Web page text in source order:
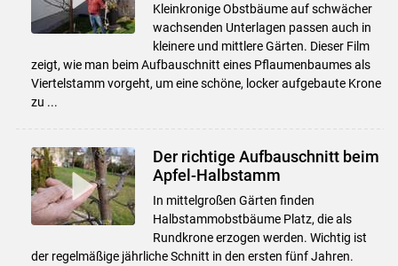
Kleinkronige Obstbäume auf schwächer
wachsenden Unterlagen passen auch in
kleinere und mittlere Gärten. Dieser Film
zeigt, wie man beim Aufbauschnitt eines Pflaumenbaumes als
Viertelstamm vorgeht, um eine schöne, locker aufgebaute Krone
zu ...
Der richtige Aufbauschnitt beim
Apfel-Halbstamm
In mittelgroßen Gärten finden
Halbstammobstbäume Platz, die als
Rundkrone erzogen werden. Wichtig ist
der regelmäßige jährliche Schnitt in den ersten fünf Jahren.